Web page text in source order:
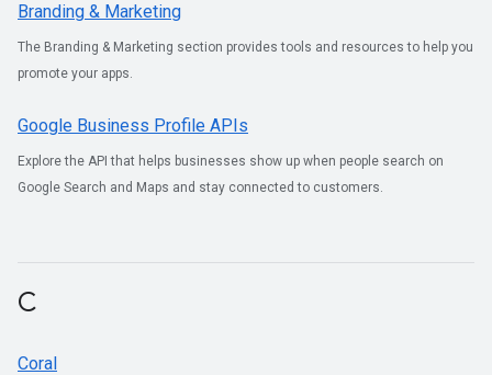
Branding & Marketing
The Branding & Marketing section provides tools and resources to help you
promote your apps.
Google Business Profile APIs
Explore the API that helps businesses show up when people search on
Google Search and Maps and stay connected to customers.
C
Coral